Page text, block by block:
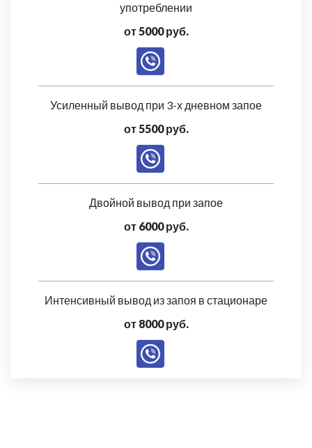
употреблении
от 5000 руб.
Усиленный вывод при 3-х дневном запое
от 5500 руб.
Двойной вывод при запое
от 6000 руб.
Интенсивный вывод из запоя в стационаре
от 8000 руб.